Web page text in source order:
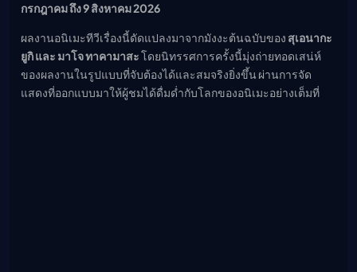
กรกฎาคม ถึง 9 สิงหาคม 2026
ผลงานอนิเมะทีวีเรื่องนี้ดัดแปลงมาจากมังงะต้นฉบับของ สุเอนากะ
ยูกิ และ มาโจ ทาคามาสะโดยนิทรรศการครั้งนี้มุ่งถ่ายทอดเสน่ห์
ของผลงานในรูปแบบที่จับต้องได้และสมจริงยิ่งขึ้น ผ่านการจัด
แสดงที่ออกแบบมาให้ผู้ชมได้ดื่มด่ำกับโลกของอนิเมะอย่างเต็มที่